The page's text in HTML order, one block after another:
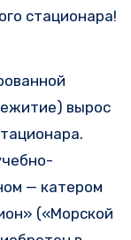
стационара!
вырос
— катером
(«Морской